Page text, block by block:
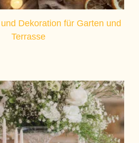
Dekoration für Garten und
Terrasse